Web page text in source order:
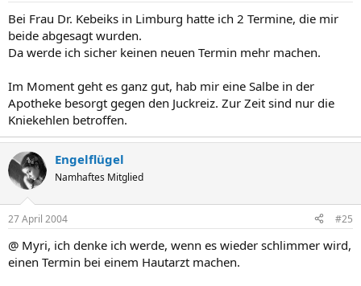
Bei Frau Dr. Kebeiks in Limburg hatte ich 2 Termine, die mir
beide abgesagt wurden.
Da werde ich sicher keinen neuen Termin mehr machen.
Im Moment geht es ganz gut, hab mir eine Salbe in der
Apotheke besorgt gegen den Juckreiz. Zur Zeit sind nur die
Kniekehlen betroffen.
Engelflügel
Namhaftes Mitglied
27 April 2004 #25
@ Myri, ich denke ich werde, wenn es wieder schlimmer wird,
einen Termin bei einem Hautarzt machen.